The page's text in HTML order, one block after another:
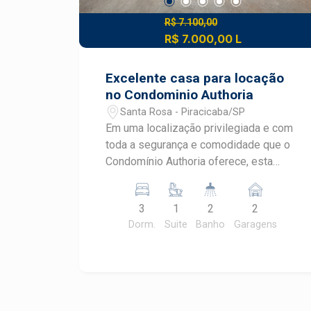
R$ 7.100,00
R$ 7.000,00 L
Excelente casa para locação
no Condominio Authoria
Santa Rosa - Piracicaba/SP
Em uma localização privilegiada e com
toda a segurança e comodidade que o
Condomínio Authoria oferece, esta
fino acabamento, pela funcionalidade
dos ambientes e pelos diferenciais
tecnológicos que proporcionam mais
3
Dorm.
1
Suite
2
Banho
2
Garagens